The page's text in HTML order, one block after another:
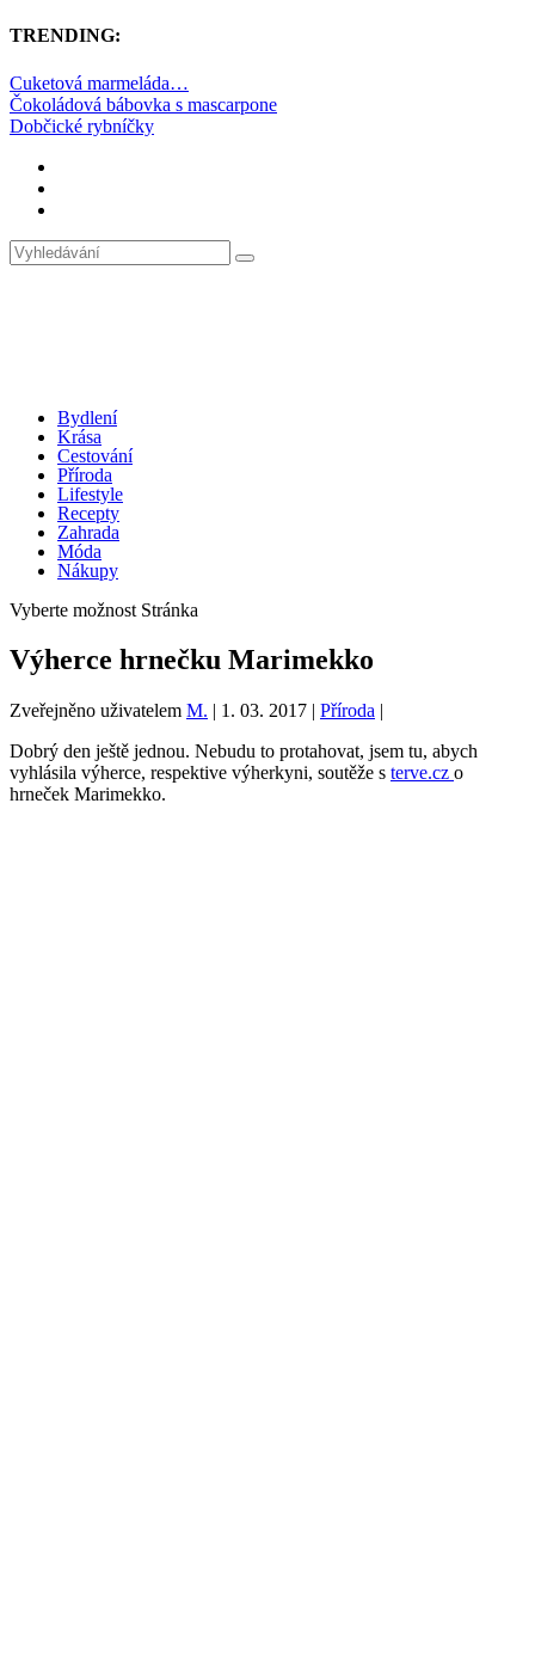
TRENDING:
Cuketová marmeláda…
Čokoládová bábovka s mascarpone
Dobčické rybníčky
Bydlení
Krása
Cestování
Příroda
Lifestyle
Recepty
Zahrada
Móda
Nákupy
Vyberte možnost Stránka
Výherce hrnečku Marimekko
Zveřejněno uživatelem M. | 1. 03. 2017 | Příroda |
Dobrý den ještě jednou. Nebudu to protahovat, jsem tu, abych
vyhlásila výherce, respektive výherkyni, soutěže s terve.cz o
hrneček Marimekko.